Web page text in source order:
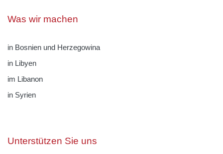
Was wir machen
in Bosnien und Herzegowina
in Libyen
im Libanon
in Syrien
Unterstützen Sie uns